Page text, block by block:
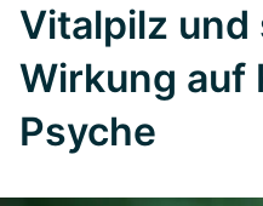
Vitalpilz und
Wirkung auf
Psyche